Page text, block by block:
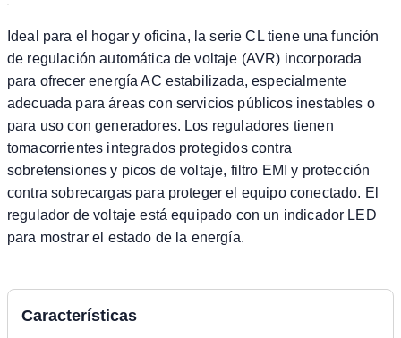
Ideal para el hogar y oficina, la serie CL tiene una función
de regulación automática de voltaje (AVR) incorporada
para ofrecer energía AC estabilizada, especialmente
adecuada para áreas con servicios públicos inestables o
para uso con generadores. Los reguladores tienen
tomacorrientes integrados protegidos contra
sobretensiones y picos de voltaje, filtro EMI y protección
contra sobrecargas para proteger el equipo conectado. El
regulador de voltaje está equipado con un indicador LED
para mostrar el estado de la energía.
Características